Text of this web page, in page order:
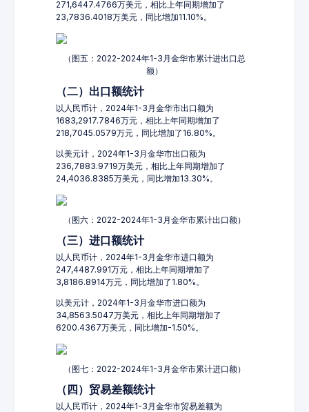
271,6447.4766万美元，相比上年同期增加了
23,7836.4018万美元，同比增加11.10%。
（图五：2022-2024年1-3月金华市累计进出口总
额）
（二）出口额统计
以人民币计，2024年1-3月金华市出口额为
1683,2917.7846万元，相比上年同期增加了
218,7045.0579万元，同比增加了16.80%。
以美元计，2024年1-3月金华市出口额为
236,7883.9719万美元，相比上年同期增加了
24,4036.8385万美元，同比增加13.30%。
（图六：2022-2024年1-3月金华市累计出口额）
（三）进口额统计
以人民币计，2024年1-3月金华市进口额为
247,4487.991万元，相比上年同期增加了
3,8186.8914万元，同比增加了1.80%。
以美元计，2024年1-3月金华市进口额为
34,8563.5047万美元，相比上年同期增加了
6200.4367万美元，同比增加-1.50%。
（图七：2022-2024年1-3月金华市累计进口额）
（四）贸易差额统计
以人民币计，2024年1-3月金华市贸易差额为